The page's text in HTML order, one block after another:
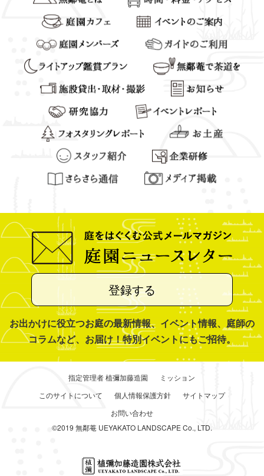
登録する
お出かけに役立つお庭の最新情報、イベント情報、庭師の
コラムなど、お届け！特別イベントにもご招待。
指定管理者 植彌加藤造園
ミッション
このサイトについて
個人情報保護方針
サイトマップ
お問い合わせ
©2019 無鄰菴 UEYAKATO LANDSCAPE Co., LTD.